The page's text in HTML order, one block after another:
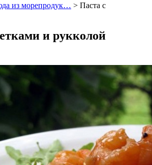
из морепродук… > Паста с
и рукколой